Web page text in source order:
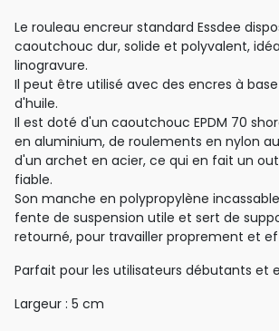
Le rouleau encreur standard Essdee
caoutchouc dur, solide et polyvalent,
linogravure.
Il peut être utilisé avec des encres à
d'huile.
Il est doté d'un caoutchouc EPDM 70
en aluminium, de roulements en nylon
d'un archet en acier, ce qui en fait un
fiable.
Son manche en polypropylène
fente de suspension utile et sert de
retourné, pour travailler proprement et
Parfait pour les utilisateurs débutants et
Largeur : 5 cm